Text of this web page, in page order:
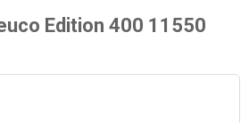
Edition 400 11550